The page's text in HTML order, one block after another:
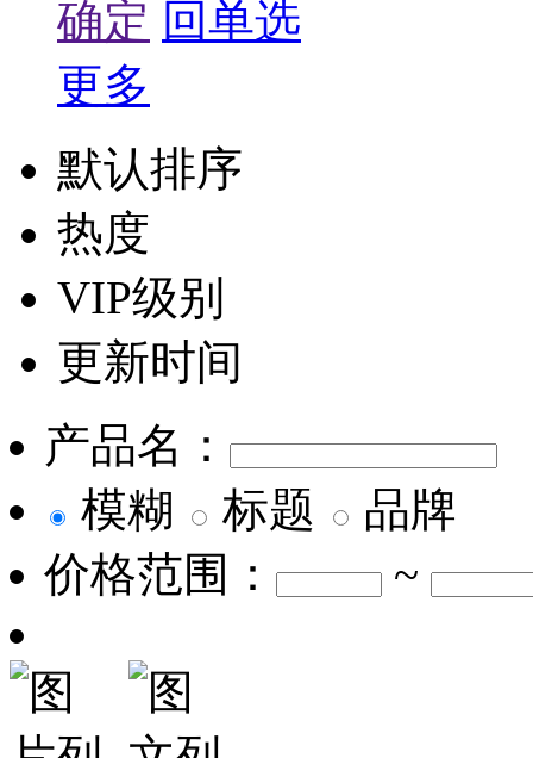
确定 回单选
更多
默认排序
热度
VIP级别
更新时间
产品名：
模糊
标题
品牌
价格范围：
~